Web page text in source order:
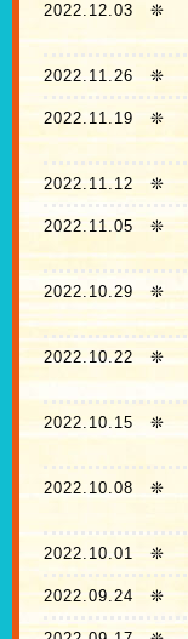
2022.12.03 ❊
2022.11.26 ❊
2022.11.19 ❊
2022.11.12❊
2022.11.05 ❊
2022.10.29❊
2022.10.22 ❊
2022.10.15 ❊
2022.10.08 ❊
2022.10.01 ❊
2022.09.24 ❊